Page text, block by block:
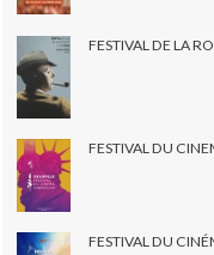
FESTIVAL DE LA
FESTIVAL DU
FESTIVAL DU